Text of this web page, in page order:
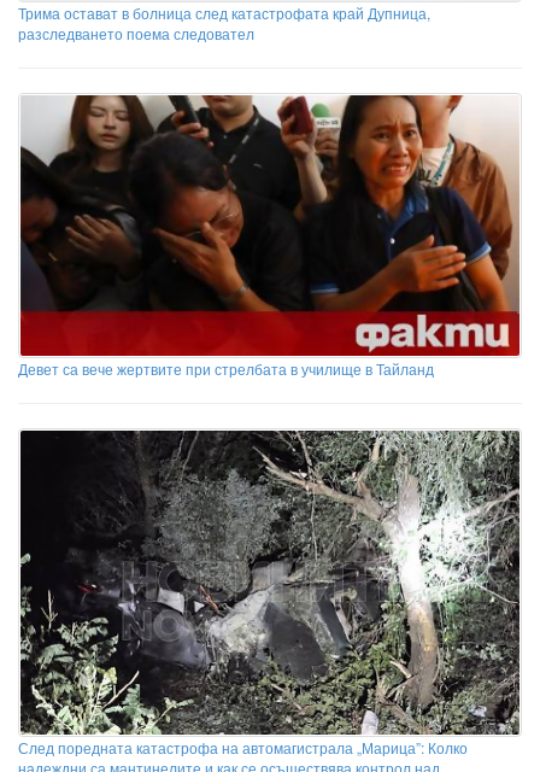
Трима остават в болница след катастрофата край Дупница,
разследването поема следовател
Девет са вече жертвите при стрелбата в училище в Тайланд
След поредната катастрофа на автомагистрала „Марица”: Колко
надеждни са мантинелите и как се осъществява контрол над